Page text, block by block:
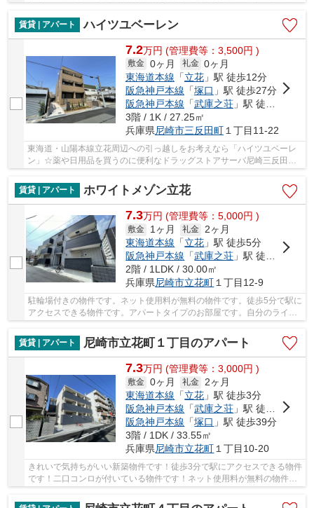
フォート立花店があります☆宅配ボックスに鍵を...
賃貸 | アパート
ハイツユベーレン
7.2万円 (管理費等：3,500円 )
敷金 0ヶ月 礼金 0ヶ月
東海道本線 「立花」駅 徒歩12分
阪急神戸本線 「塚口 」駅 徒歩27分
阪急神戸本線 「武庫之荘」駅 徒歩29分
3階 / 1K / 27.25㎡
兵庫県尼崎市三反田町１丁目11-22
東海道・山陽本線立花周辺への引っ越しをお考えなら「ハイツユベーレ
ン」☆薬や日用品を買うのに便利なドラッグストアサーバ尼崎三反田店
まで、207mです☆宅配ボックス付きです☆尼崎市に...
賃貸 | アパート
ホワイトメゾン立花
7.3万円 (管理費等：5,000円 )
敷金 1ヶ月 礼金 2ヶ月
東海道本線 「立花 」駅 徒歩5分
阪急神戸本線 「武庫之荘 」駅 徒歩27分
2階 / 1LDK / 30.00㎡
兵庫県尼崎市立花町１丁目12-9
駐輪場付きの物件です。ネット使用料が無料の物件です。徒歩5分で駅に
アクセスできる物件です。アパートタイプのお部屋です。自分のライフ
賃貸 | アパート
尼崎市立花町１丁目のアパート
7.3万円 (管理費等：3,000円 )
敷金 0ヶ月 礼金 2ヶ月
東海道本線 「立花 」駅 徒歩3分
阪急神戸本線 「武庫之荘 」駅 徒歩28分
阪急神戸本線 「塚口 」駅 徒歩39分
3階 / 1DK / 33.55㎡
兵庫県尼崎市立花町１丁目10-20
きれいで気持ちがいい新築物件です！徒歩3分で駅にアクセスできる物件
です！二口コンロが付いている物件です！ネット使用料が無料の物件で